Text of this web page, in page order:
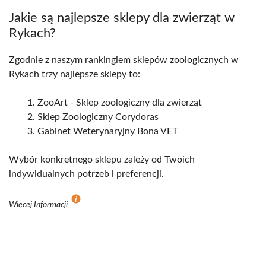
Jakie są najlepsze sklepy dla zwierząt w
Rykach?
Zgodnie z naszym rankingiem sklepów zoologicznych w
Rykach trzy najlepsze sklepy to:
ZooArt - Sklep zoologiczny dla zwierząt
Sklep Zoologiczny Corydoras
Gabinet Weterynaryjny Bona VET
Wybór konkretnego sklepu zależy od Twoich
indywidualnych potrzeb i preferencji.
Więcej Informacji